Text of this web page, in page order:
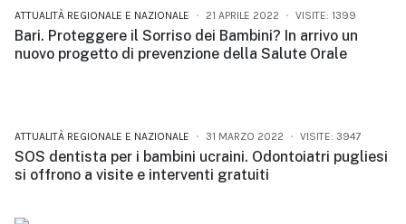
ATTUALITÀ REGIONALE E NAZIONALE 21 APRILE 2022 VISITE: 1399
Bari. Proteggere il Sorriso dei Bambini? In arrivo un
nuovo progetto di prevenzione della Salute Orale
ATTUALITÀ REGIONALE E NAZIONALE 31 MARZO 2022 VISITE: 3947
SOS dentista per i bambini ucraini. Odontoiatri pugliesi
si offrono a visite e interventi gratuiti